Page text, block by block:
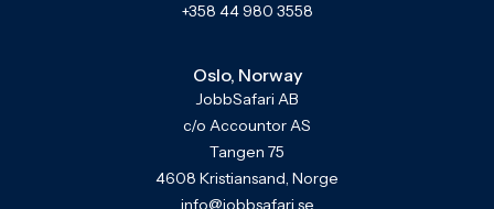
+358 44 980 3558
Oslo, Norway
JobbSafari AB
c/o Accountor AS
Tangen 75
4608 Kristiansand, Norge
info@jobbsafari.se